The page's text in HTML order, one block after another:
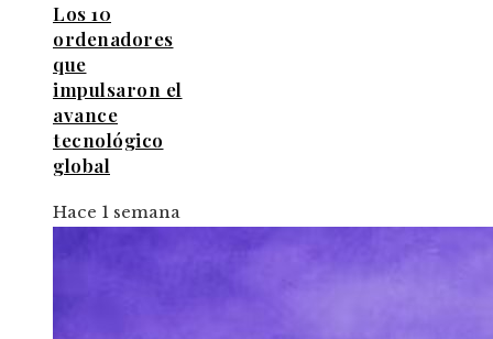
Los 10
ordenadores
que
impulsaron el
avance
tecnológico
global
Hace 1 semana